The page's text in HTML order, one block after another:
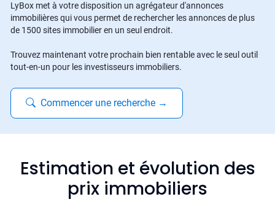
LyBox met à votre disposition un agrégateur d'annonces
immobilières qui vous permet de rechercher les annonces de plus
de 1500 sites immobilier en un seul endroit.
Trouvez maintenant votre prochain bien rentable avec le seul outil
tout-en-un pour les investisseurs immobiliers.
Commencer une recherche →
Estimation et évolution des
prix immobiliers